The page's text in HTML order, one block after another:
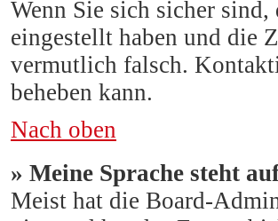
Wenn Sie sich sicher
eingestellt haben und die
vermutlich falsch.
beheben kann.
Nach oben
» Meine Sprache steht
Meist hat die Board-